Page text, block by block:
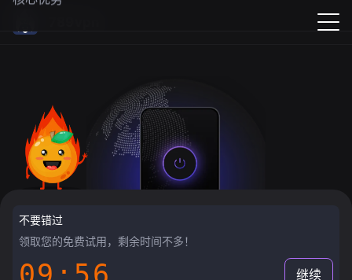
不要错过
领取您的免费试用，剩余时间不多！
继续